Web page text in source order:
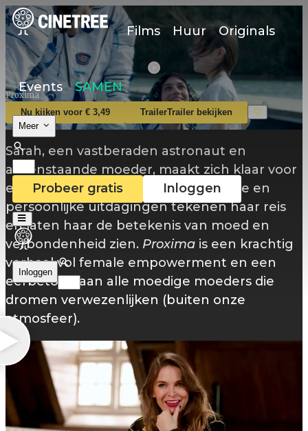
Films Huur Originals
Events SAMEN
Meer
Probeer gratis Inloggen
Inloggen
Proxima
Nu kijken voor € 3,49 TrailerTrailer bekijken
Sarah, een vastberaden astronaut en
alleenstaande moeder, maakt zich klaar voor
een missie naar het ISS. Professionele en
persoonlijke uitdagingen tekenen haar reis
en laten haar de betekenis van moed en
verbondenheid zien. Proxima is een krachtig
verhaal vol female empowerment en een
eerbetoon aan alle moedige moeders die
dromen verwezenlijken (buiten onze
atmosfeer).